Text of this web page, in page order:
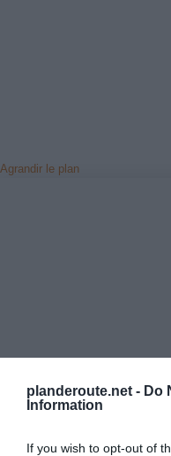
planderoute.net - Do
Information
If you wish to opt-out of
Agrandir le plan